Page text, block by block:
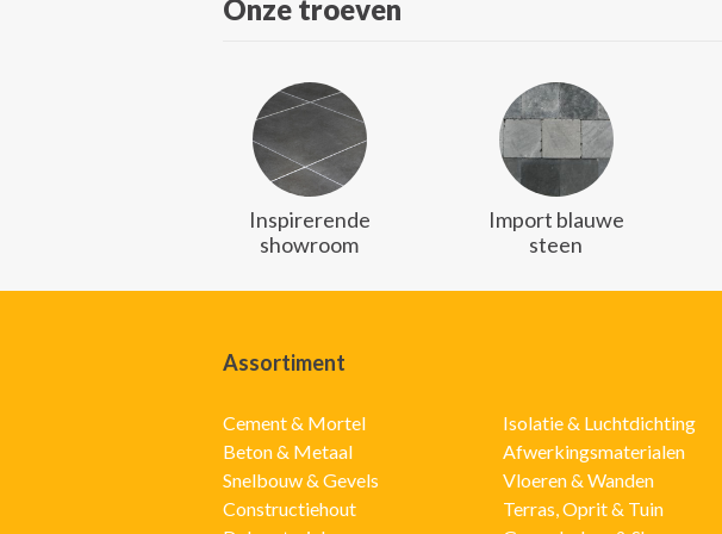
Onze troeven
Inspirerende
showroom
Import blauwe
steen
Assortiment
Cement & Mortel
Beton & Metaal
Snelbouw & Gevels
Constructiehout
Isolatie & Luchtdichting
Afwerkingsmaterialen
Vloeren & Wanden
Terras, Oprit & Tuin